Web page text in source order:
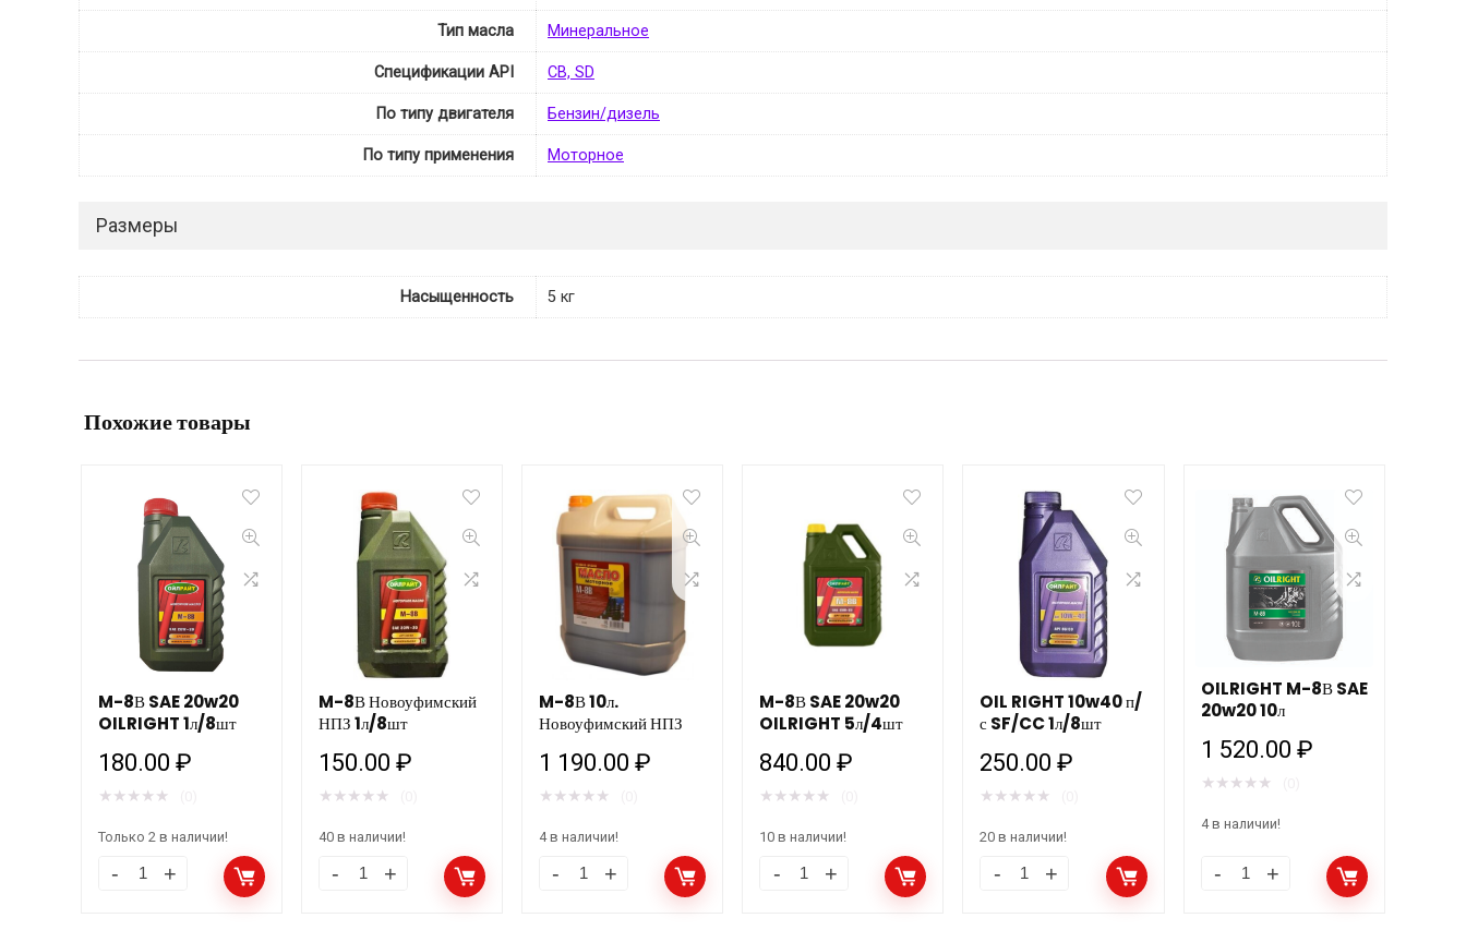
Тип масла Минеральное
Спецификации API CB, SD
По типу двигателя Бензин/дизель
По типу применения Моторное
Размеры
Насыщенность 5 кг
Похожие товары
M-8В SAE 20w20
OILRIGHT 1л/8шт
180.00 ₽
★ ★ ★ ★ ★
Только 2 в наличии!
M-8В Новоуфимский
НПЗ 1л/8шт
150.00 ₽
★ ★ ★ ★ ★
40 в наличии!
M-8В 10л.
Новоуфимский НПЗ
1 190.00 ₽
★ ★ ★ ★ ★
4 в наличии!
M-8В SAE 20w20
OILRIGHT 5л/4шт
840.00₽
★ ★ ★ ★ ★
10 в наличии!
OIL RIGHT 10w40 п/
с SF/CC 1л/8шт
250.00₽
★ ★ ★ ★ ★
20 в наличии!
OILRIGHT M-8В SAE
20w20 10л
1 520.00 ₽
★ ★ ★ ★ ★
4 в наличии!